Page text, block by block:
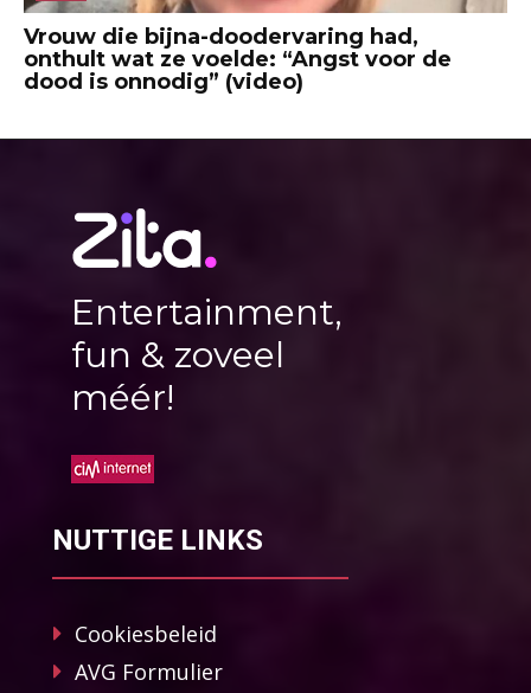
Vrouw die bijna-doodervaring had,
onthult wat ze voelde: “Angst voor de
dood is onnodig” (video)
Entertainment,
fun & zoveel
méér!
NUTTIGE LINKS
Cookiesbeleid
AVG Formulier